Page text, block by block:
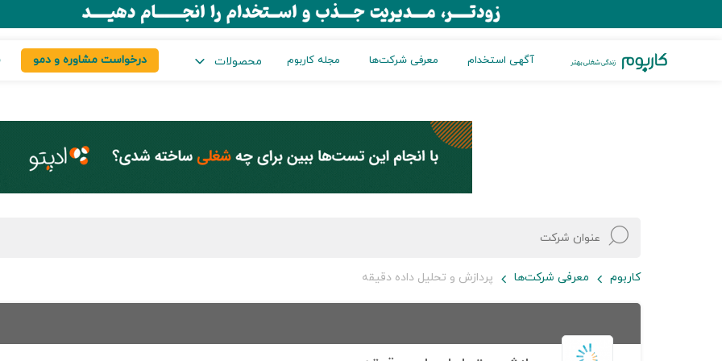
آگهی استخدام معرفی شرکت‌ها مجله کاربوم محصولات درخواست مشاوره و دمو
کاربوم معرفی شرکت‌ها پردازش و تحلیل داده دقیقه